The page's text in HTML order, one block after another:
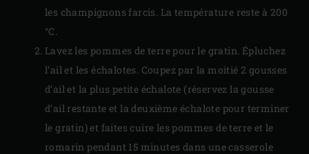
les champignons farcis. La température reste à 200
°C.
Lavez les pommes de terre pour le gratin. Épluchez
l’ail et les échalotes. Coupez par la moitié 2 gousses
d’ail et la plus petite échalote (réservez la gousse
d’ail restante et la deuxième échalote pour terminer
le gratin) et faites cuire les pommes de terre et le
romarin pendant 15 minutes dans une casserole